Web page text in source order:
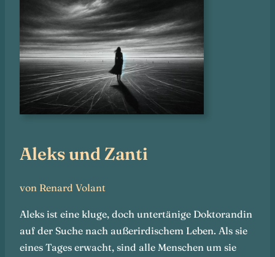
Aleks und Zanti
von Renard Volant
Aleks ist eine kluge, doch untertänige Doktorandin
auf der Suche nach außerirdischem Leben. Als sie
eines Tages erwacht, sind alle Menschen um sie